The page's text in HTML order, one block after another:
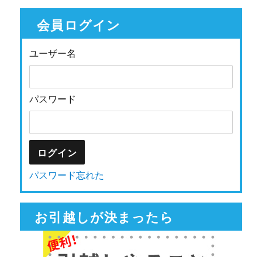
会員ログイン
ユーザー名
パスワード
パスワード忘れた
お引越しが決まったら